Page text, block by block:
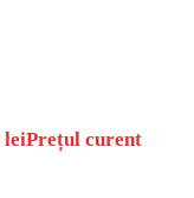
leiPrețul curent